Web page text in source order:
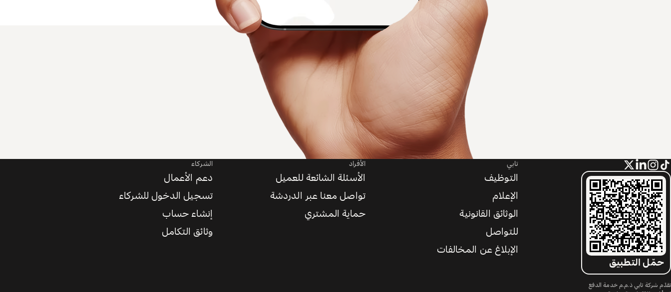
حمّل التطبيق
تقدّم شركة تابي ذ.م.م خدمة الدفع
تابي
التوظيف
الإعلام
الوثائق القانونية
للتواصل
الإبلاغ عن المخالفات
الأفراد
الأسئلة الشائعة للعميل
تواصل معنا عبر الدردشة
حماية المشتري
الشركاء
دعم الأعمال
تسجيل الدخول للشركاء
إنشاء حساب
وثائق التكامل